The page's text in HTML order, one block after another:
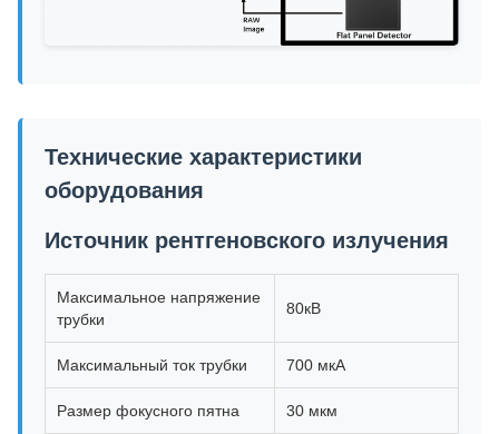
Технические характеристики
оборудования
Источник рентгеновского излучения
Максимальное напряжение
трубки
80кВ
Максимальный ток трубки 700 мкА
Размер фокусного пятна 30 мкм